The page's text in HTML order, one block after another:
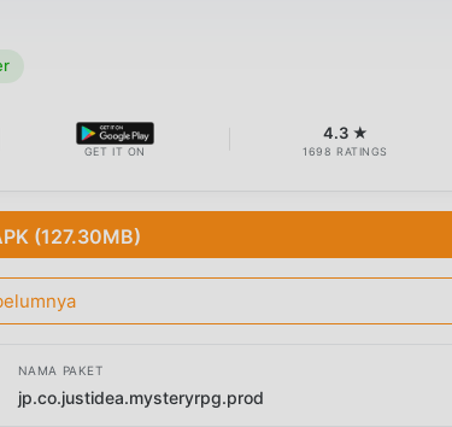
GET IT ON
4.3 ★
1698 RATINGS
(127.30MB)
NAMA PAKET
jp.co.justidea.mysteryrpg.prod